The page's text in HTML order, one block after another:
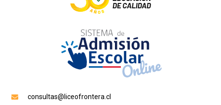
consultas@liceofrontera.cl